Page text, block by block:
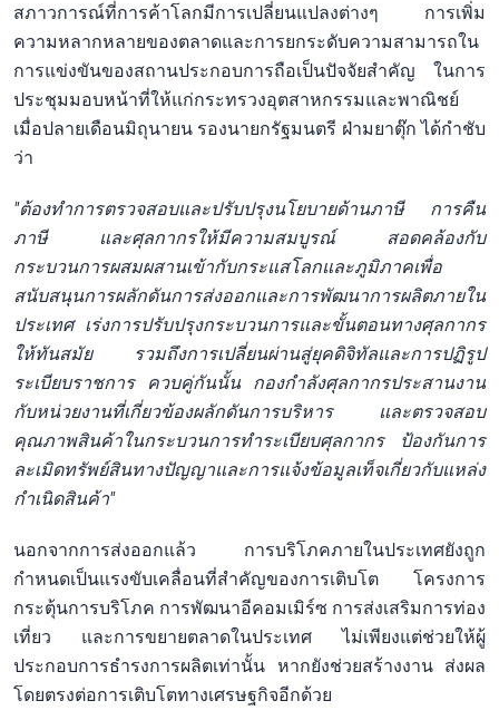
สภาวการณ์ที่การค้าโลกมีการเปลี่ยนแปลงต่างๆ การเพิ่ม
ความหลากหลายของตลาดและการยกระดับความสามารถใน
การแข่งขันของสถานประกอบการถือเป็นปัจจัยสำคัญ ในการ
ประชุมมอบหน้าที่ให้แก่กระทรวงอุตสาหกรรมและพาณิชย์
เมื่อปลายเดือนมิถุนายน รองนายกรัฐมนตรี ฝ่ามยาตุ๊ก ได้กำชับ
ว่า
"ต้องทำการตรวจสอบและปรับปรุงนโยบายด้านภาษี การคืน
ภาษี และศุลกากรให้มีความสมบูรณ์ สอดคล้องกับ
กระบวนการผสมผสานเข้ากับกระแสโลกและภูมิภาคเพื่อ
สนับสนุนการผลักดันการส่งออกและการพัฒนาการผลิตภายใน
ประเทศ เร่งการปรับปรุงกระบวนการและขั้นตอนทางศุลกากร
ให้ทันสมัย รวมถึงการเปลี่ยนผ่านสู่ยุคดิจิทัลและการปฏิรูป
ระเบียบราชการ ควบคู่กันนั้น กองกำลังศุลกากรประสานงาน
กับหน่วยงานที่เกี่ยวข้องผลักดันการบริหาร และตรวจสอบ
คุณภาพสินค้าในกระบวนการทำระเบียบศุลกากร ป้องกันการ
ละเมิดทรัพย์สินทางปัญญาและการแจ้งข้อมูลเท็จเกี่ยวกับแหล่ง
กำเนิดสินค้า"
นอกจากการส่งออกแล้ว การบริโภคภายในประเทศยังถูก
กำหนดเป็นแรงขับเคลื่อนที่สำคัญของการเติบโต โครงการ
กระตุ้นการบริโภค การพัฒนาอีคอมเมิร์ซ การส่งเสริมการท่อง
เที่ยว และการขยายตลาดในประเทศ ไม่เพียงแต่ช่วยให้ผู้
ประกอบการธำรงการผลิตเท่านั้น หากยังช่วยสร้างงาน ส่งผล
โดยตรงต่อการเติบโตทางเศรษฐกิจอีกด้วย